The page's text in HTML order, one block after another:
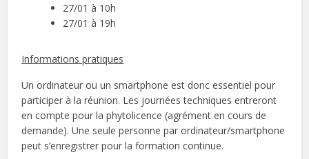
27/01 à 10h
27/01 à 19h
Informations pratiques
Un ordinateur ou un smartphone est donc essentiel pour
participer à la réunion. Les journées techniques entreront
en compte pour la phytolicence (agrément en cours de
demande). Une seule personne par ordinateur/smartphone
peut s’enregistrer pour la formation continue.